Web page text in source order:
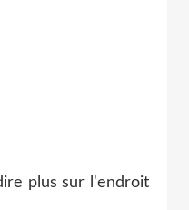
plus sur l'endroit